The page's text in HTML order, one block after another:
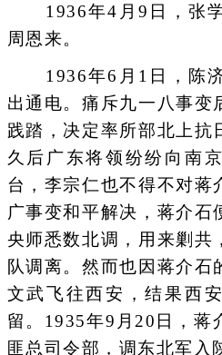
1936年4月9日，张学
周恩来。
1936年6月1日，陈济
出通电。痛斥九一八事变
践踏，决定率所部北上抗
久后广东将领纷纷向南
台，李宗仁也不得不对蒋
广事变和平解决，蒋介石
央师悉数北调，用来剿共
队调离。然而也因蒋介石
文武飞往西安，结果西
留。1935年9月20日，蒋
匪总司令部，调东北军入